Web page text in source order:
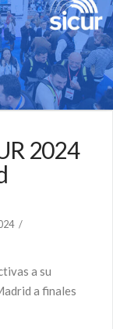
2024
a su
a finales